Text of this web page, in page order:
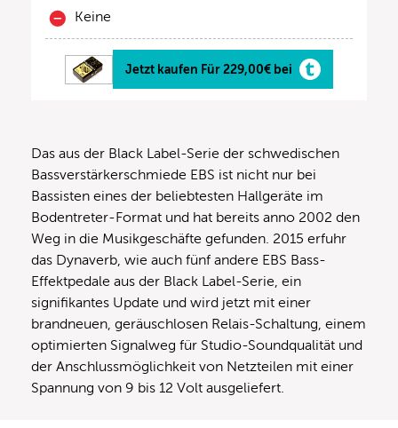
Keine
Jetzt kaufen Für 229,00€ bei
Das aus der Black Label-Serie der schwedischen
Bassverstärkerschmiede EBS ist nicht nur bei
Bassisten eines der beliebtesten Hallgeräte im
Bodentreter-Format und hat bereits anno 2002 den
Weg in die Musikgeschäfte gefunden. 2015 erfuhr
das Dynaverb, wie auch fünf andere EBS Bass-
Effektpedale aus der Black Label-Serie, ein
signifikantes Update und wird jetzt mit einer
brandneuen, geräuschlosen Relais-Schaltung, einem
optimierten Signalweg für Studio-Soundqualität und
der Anschlussmöglichkeit von Netzteilen mit einer
Spannung von 9 bis 12 Volt ausgeliefert.